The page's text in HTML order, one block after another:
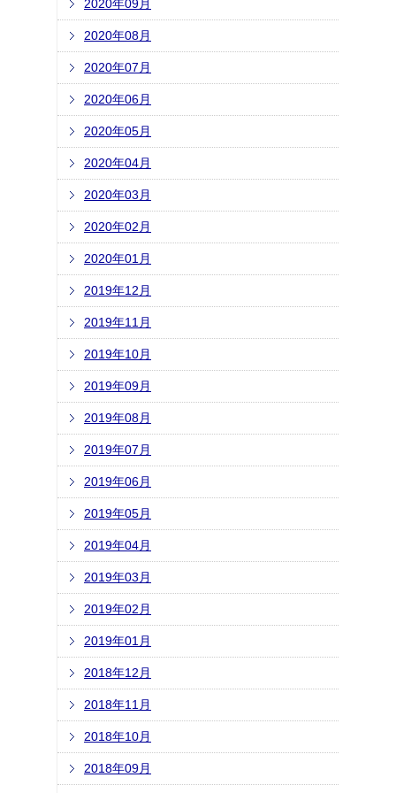
2020年09月
2020年08月
2020年07月
2020年06月
2020年05月
2020年04月
2020年03月
2020年02月
2020年01月
2019年12月
2019年11月
2019年10月
2019年09月
2019年08月
2019年07月
2019年06月
2019年05月
2019年04月
2019年03月
2019年02月
2019年01月
2018年12月
2018年11月
2018年10月
2018年09月